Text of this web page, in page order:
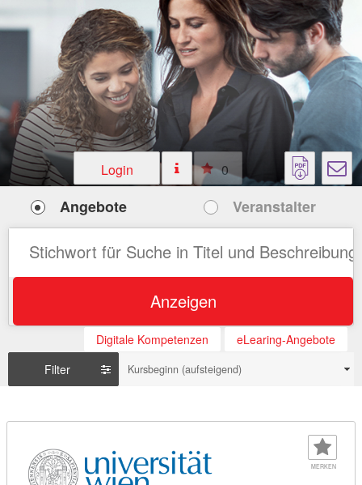
Login 0
Angebote Veranstalter
Anzeigen
Digitale Kompetenzen
eLearing-Angebote
Filter
Kursbeginn (aufsteigend)
MERKEN